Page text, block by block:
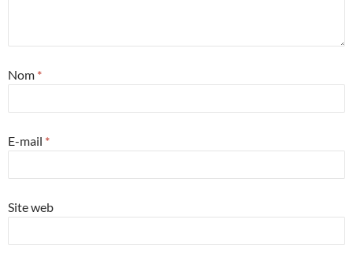
Nom *
E-mail *
Site web